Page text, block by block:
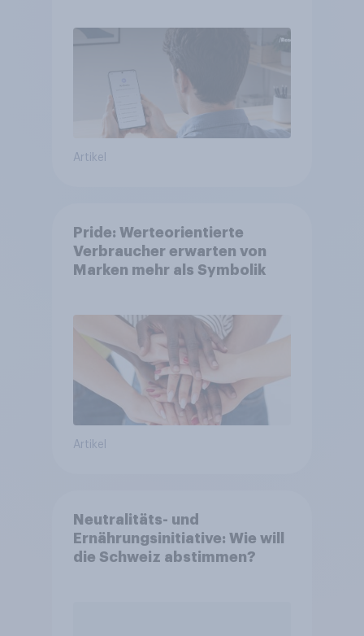
Artikel
Pride: Werteorientierte
Verbraucher erwarten von
Marken mehr als Symbolik
Artikel
Neutralitäts- und
Ernährungsinitiative: Wie will
die Schweiz abstimmen?